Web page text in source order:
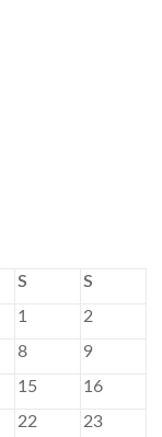
S
S
1
2
8
9
15
16
22
23